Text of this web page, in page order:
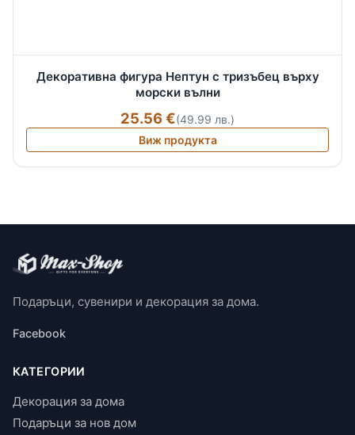
Декоративна фигура Нептун с тризъбец върху
морски вълни
25.56 €(49.99 лв.)
Виж продукта
Подаръци, сувенири и декорация за дома.
Facebook
КАТЕГОРИИ
Декорация за дома
Подаръци за нов дом